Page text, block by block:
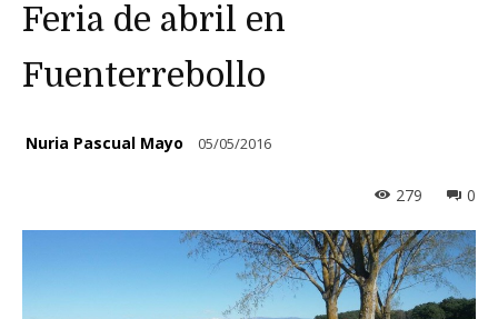
Feria de abril en
Fuenterrebollo
Nuria Pascual Mayo 05/05/2016
0
279